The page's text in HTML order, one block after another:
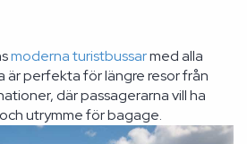
moderna turistbussarmed alla
är perfekta för längre resor från
där passagerarna vill ha
utrymme för bagage.